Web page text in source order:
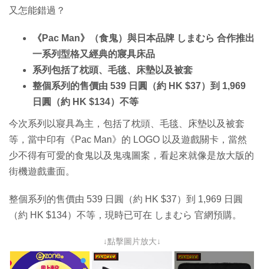
又怎能錯過？
《Pac Man》（食鬼）與日本品牌 しまむら 合作推出
一系列型格又經典的寢具床品
系列包括了枕頭、毛毯、床墊以及被套
整個系列的售價由 539 日圓（約 HK $37）到 1,969
日圓（約 HK $134）不等
今次系列以寢具為主，包括了枕頭、毛毯、床墊以及被套
等，當中印有《Pac Man》的 LOGO 以及遊戲關卡，當然
少不得有可愛的食鬼以及鬼魂圖案，看起來就像是放大版的
街機遊戲畫面。
整個系列的售價由 539 日圓（約 HK $37）到 1,969 日圓
（約 HK $134）不等，現時已可在 しまむら 官網預購。
↓點擊圖片放大↓